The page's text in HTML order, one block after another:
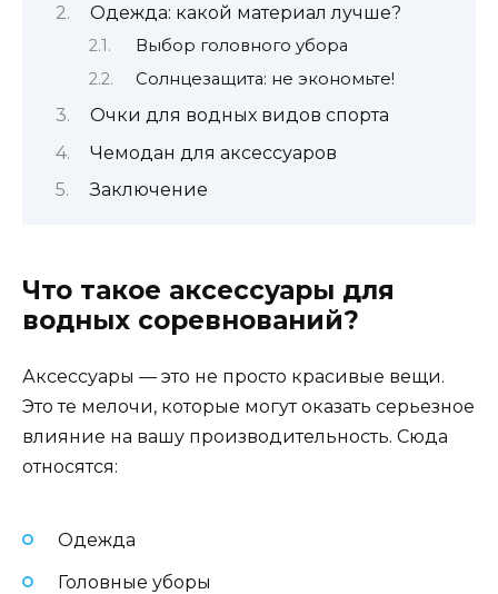
Одежда: какой материал лучше?
Выбор головного убора
Солнцезащита: не экономьте!
Очки для водных видов спорта
Чемодан для аксессуаров
Заключение
Что такое аксессуары для
водных соревнований?
Аксессуары — это не просто красивые вещи.
Это те мелочи, которые могут оказать серьезное
влияние на вашу производительность. Сюда
относятся:
Одежда
Головные уборы